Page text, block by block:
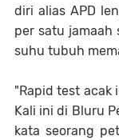
diri alias APD
per satu jamaah
suhu tubuh
"Rapid test acak
Kali ini di Bluru
kata seorang